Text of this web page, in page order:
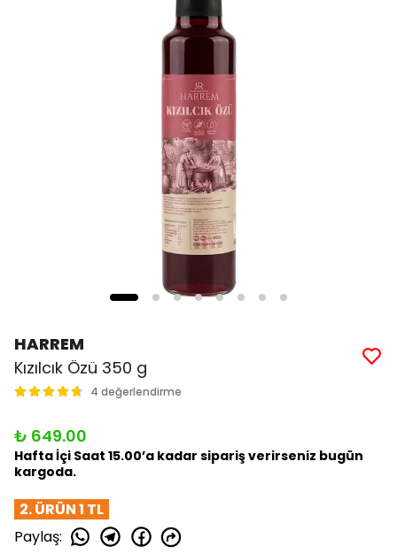
HARREM
Kızılcık Özü 350 g
4 değerlendirme
₺ 649.00
Hafta İçi Saat 15.00’a kadar sipariş verirseniz bugün
kargoda.
2. ÜRÜN 1 TL
Paylaş: